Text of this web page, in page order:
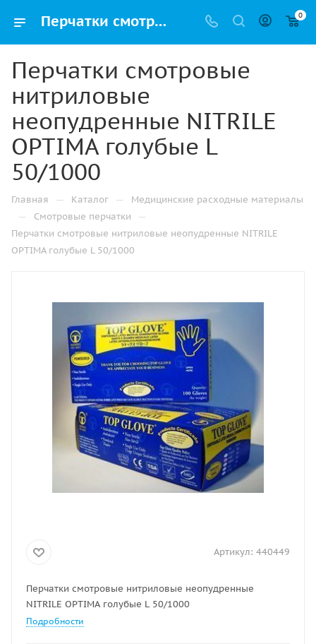
Перчатки смотровые нитриловые неопудренные NITRILE OPTIMA голубые L 50/1000 купить оптом и в розницу в Перми с доставкой 0
Перчатки смотровые
нитриловые
неопудренные NITRILE
OPTIMA голубые L
50/1000
Главная — Каталог — Медицинские расходные материалы
— Смотровые перчатки —
Перчатки смотровые нитриловые неопудренные NITRILE
OPTIMA голубые L 50/1000
Артикул: 440449
Перчатки смотровые нитриловые неопудренные
NITRILE OPTIMA голубые L 50/1000
Подробности